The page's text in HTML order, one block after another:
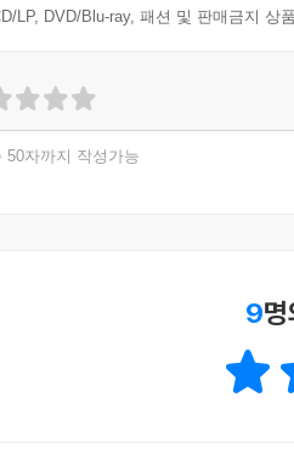
LP, DVD/Blu-ray, 패션 및 판매금지 상
50자까지 작성가능
9